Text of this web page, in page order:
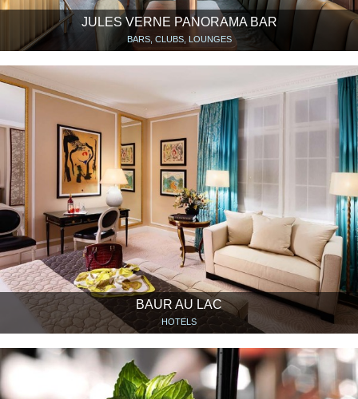
JULES VERNE PANORAMA BAR
BARS, CLUBS, LOUNGES
BAUR AU LAC
HOTELS